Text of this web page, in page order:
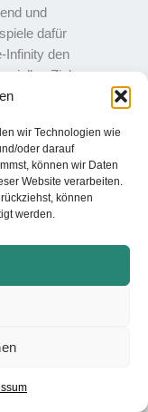
wir Technologien wie
oder darauf
können wir Daten
Website verarbeiten.
können
werden.
und
dafür
Infinity den
Ziele zu